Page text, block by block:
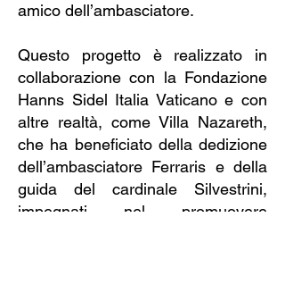
amico dell’ambasciatore.
Questo progetto è realizzato in
collaborazione con la Fondazione
Hanns Sidel Italia Vaticano e con
altre realtà, come Villa Nazareth,
che ha beneficiato della dedizione
dell’ambasciatore Ferraris e della
guida del cardinale Silvestrini,
impegnati nel promuovere